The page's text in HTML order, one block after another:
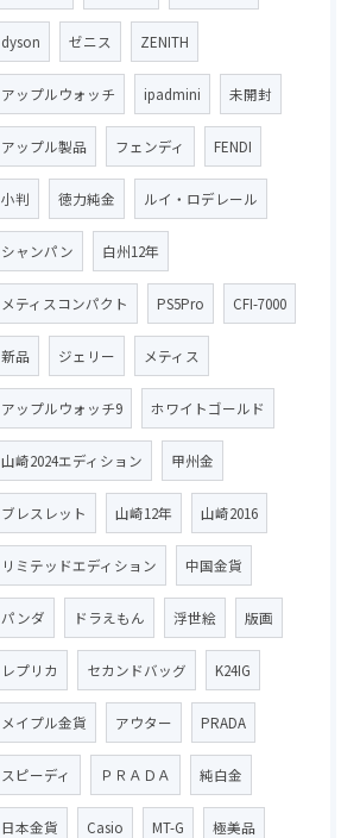
dyson ゼニス ZENITH
アップルウォッチ ipadmini 未開封
アップル製品 フェンディ FENDI
小判 徳力純金 ルイ・ロデレール
シャンパン 白州12年
メティスコンパクト PS5Pro CFI-7000
新品 ジェリー メティス
アップルウォッチ9 ホワイトゴールド
山崎2024エディション 甲州金
ブレスレット 山崎12年 山崎2016
リミテッドエディション 中国金貨
パンダ ドラえもん 浮世絵 版画
レプリカ セカンドバッグ K24IG
メイプル金貨 アウター PRADA
スピーディ ＰＲＡＤＡ 純白金
日本金貨 Casio MT-G 極美品